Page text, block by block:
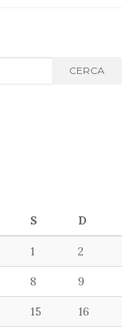
CERCA
S D
1 2
8 9
15 16